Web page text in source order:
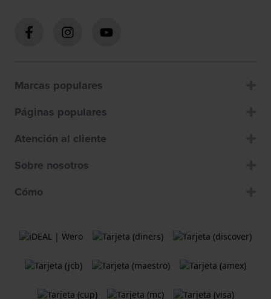
Marcas populares
Páginas populares
Atención al cliente
Sobre nosotros
Cómo